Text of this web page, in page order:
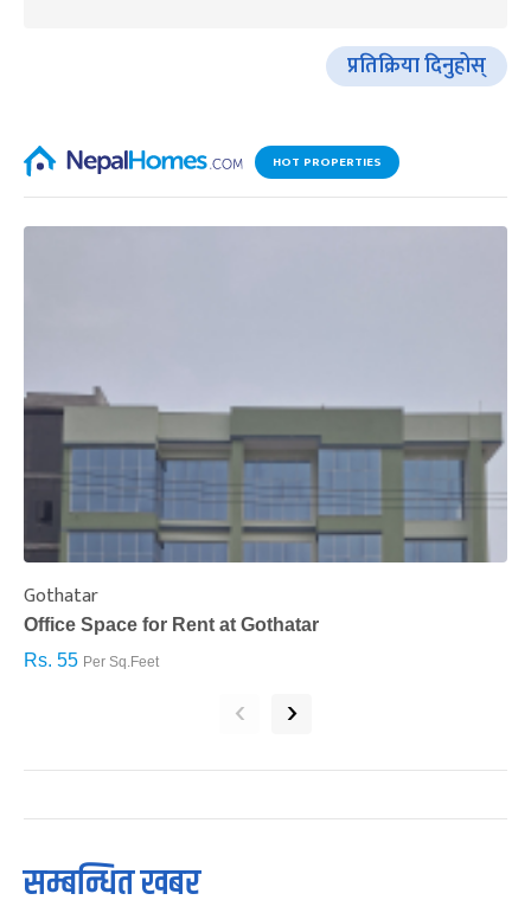
प्रतिक्रिया दिनुहोस्
HOT PROPERTIES
Gothatar
Office Space for Rent at Gothatar
Rs. 55 Per Sq.Feet
‹ ›
सम्बन्धित खबर